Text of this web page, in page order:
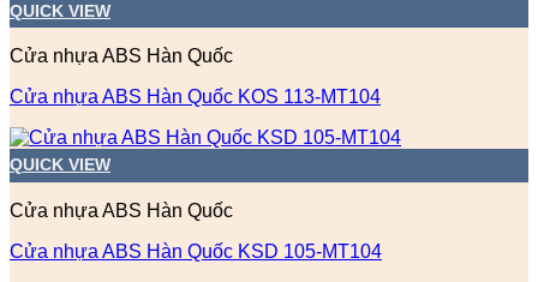
QUICK VIEW
Cửa nhựa ABS Hàn Quốc
Cửa nhựa ABS Hàn Quốc KOS 113-MT104
QUICK VIEW
Cửa nhựa ABS Hàn Quốc
Cửa nhựa ABS Hàn Quốc KSD 105-MT104